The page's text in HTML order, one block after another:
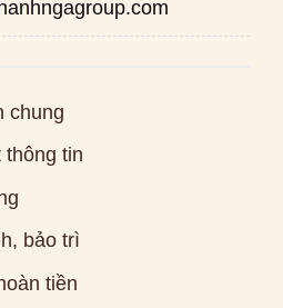
chung
thông tin
bảo trì
tiền